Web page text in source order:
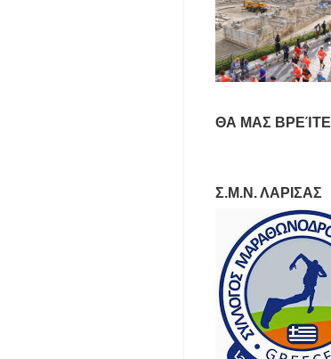
ΘΑ ΜΑΣ ΒΡΕΊΤΕ
Σ.Μ.Ν. ΛΑΡΙΣΑΣ